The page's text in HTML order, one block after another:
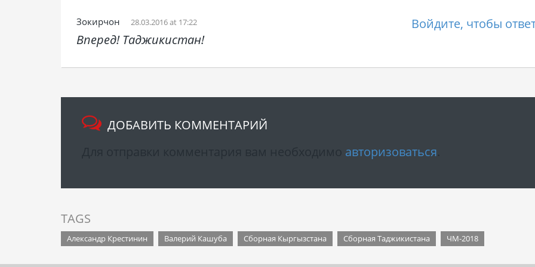
Зокирчон 28.03.2016 at 17:22
Войдите, чтобы
Вперед! Таджикистан!
ДОБАВИТЬ КОММЕНТАРИЙ
авторизоваться
TAGS
Александр Крестинин Валерий Кашуба Сборная Кыргызстана Сборная Таджикистана ЧМ-2018